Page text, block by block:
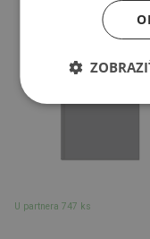
U partnera 747 ks